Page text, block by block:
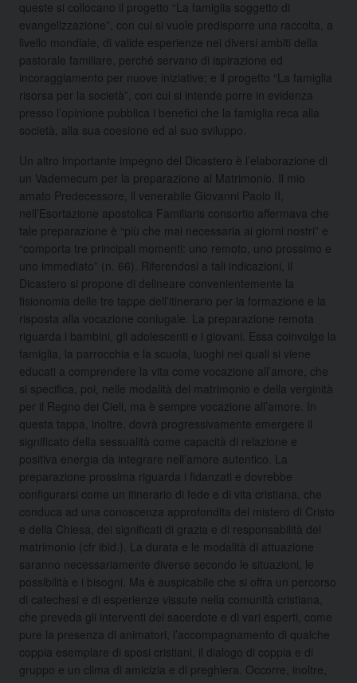
queste si collocano il progetto “La famiglia soggetto di
evangelizzazione”, con cui si vuole predisporre una raccolta, a
livello mondiale, di valide esperienze nei diversi ambiti della
pastorale familiare, perché servano di ispirazione ed
incoraggiamento per nuove iniziative; e il progetto “La famiglia
risorsa per la società”, con cui si intende porre in evidenza
presso l’opinione pubblica i benefici che la famiglia reca alla
società, alla sua coesione ed al suo sviluppo.
Un altro importante impegno del Dicastero è l’elaborazione di
un Vademecum per la preparazione al Matrimonio. Il mio
amato Predecessore, il venerabile Giovanni Paolo II,
nell’Esortazione apostolica Familiaris consortio affermava che
tale preparazione è “più che mai necessaria ai giorni nostri” e
“comporta tre principali momenti: uno remoto, uno prossimo e
uno immediato” (n. 66). Riferendosi a tali indicazioni, il
Dicastero si propone di delineare convenientemente la
fisionomia delle tre tappe dell’itinerario per la formazione e la
risposta alla vocazione coniugale. La preparazione remota
riguarda i bambini, gli adolescenti e i giovani. Essa coinvolge la
famiglia, la parrocchia e la scuola, luoghi nei quali si viene
educati a comprendere la vita come vocazione all’amore, che
si specifica, poi, nelle modalità del matrimonio e della verginità
per il Regno dei Cieli, ma è sempre vocazione all’amore. In
questa tappa, inoltre, dovrà progressivamente emergere il
significato della sessualità come capacità di relazione e
positiva energia da integrare nell’amore autentico. La
preparazione prossima riguarda i fidanzati e dovrebbe
configurarsi come un itinerario di fede e di vita cristiana, che
conduca ad una conoscenza approfondita del mistero di Cristo
e della Chiesa, dei significati di grazia e di responsabilità del
matrimonio (cfr ibid.). La durata e le modalità di attuazione
saranno necessariamente diverse secondo le situazioni, le
possibilità e i bisogni. Ma è auspicabile che si offra un percorso
di catechesi e di esperienze vissute nella comunità cristiana,
che preveda gli interventi del sacerdote e di vari esperti, come
pure la presenza di animatori, l’accompagnamento di qualche
coppia esemplare di sposi cristiani, il dialogo di coppia e di
gruppo e un clima di amicizia e di preghiera. Occorre, inoltre,